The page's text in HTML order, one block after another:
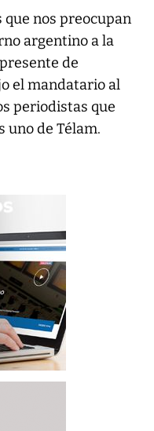
que nos preocupan
argentino a la
de
el mandatario al
periodistas que
uno de Télam.